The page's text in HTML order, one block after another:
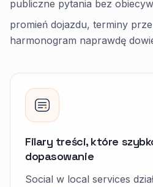
publiczne pytania bez
promień dojazdu, terminy
harmonogram naprawdę
Filary treści, które
dopasowanie
Social w local services